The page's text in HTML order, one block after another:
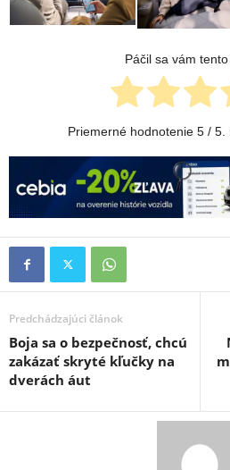
Páčil sa vám
Priemerné hodnotenie 5/ 5.
Predchádzajúci článok
Boja sa o bezpečnosť, chcú
zakázať skryté kľučky na
dverách áut